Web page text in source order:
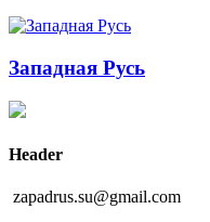
Западная Русь
Header
zapadrus.su@gmail.com